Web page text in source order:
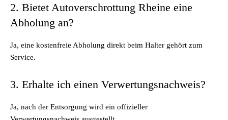
2. Bietet Autoverschrottung Rheine eine
Abholung an?
Ja, eine kostenfreie Abholung direkt beim Halter gehört zum
Service.
3. Erhalte ich einen Verwertungsnachweis?
Ja, nach der Entsorgung wird ein offizieller